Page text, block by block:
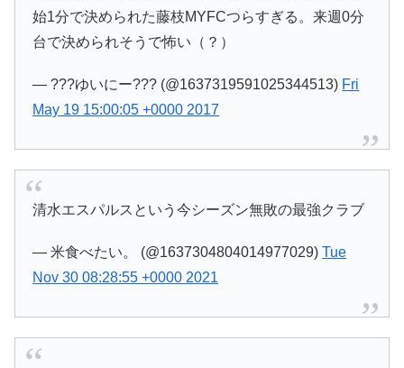
始1分で決められた藤枝MYFCつらすぎる。来週0分
台で決められそうで怖い（？）
— ???ゆいにー??? (@1637319591025344513) Fri
May 19 15:00:05 +0000 2017
清水エスパルスという今シーズン無敗の最強クラブ
— 米食べたい。 (@1637304804014977029)Tue
Nov 30 08:28:55 +0000 2021